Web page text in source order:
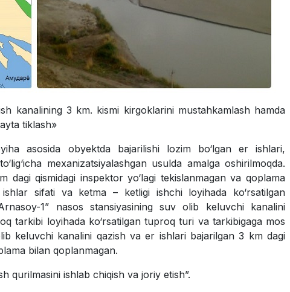
kanalining 3 km. kismi kirgoklarini mustahkamlash hamda
tiklash»
asosida obyektda bajarilishi lozim bo‘lgan еr ishlari,
mexanizatsiyalashgan usulda amalga oshirilmoqda.
dagi qismidagi inspektor yo‘lagi tekislanmagan va qoplama
sifati va ketma – ketligi ishchi loyihada ko‘rsatilgan
1” nasos stansiyasining suv olib keluvchi kanalini
tarkibi loyihada ko‘rsatilgan tuproq turi va tarkibigaga mos
keluvchi kanalini qazish vaеr ishlari bajarilgan 3 km dagi
bilan qoplanmagan.
qurilmasini ishlab chiqish va joriy etish”.